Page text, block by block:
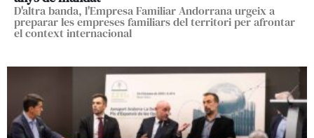
D'altra banda, l'Empresa Familiar Andorrana urgeix a
preparar les empreses familiars del territori per afrontar
el context internacional